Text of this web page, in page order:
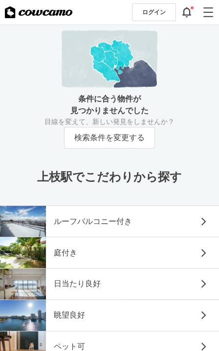
ログイン
条件に合う物件が
見つかりませんでした
目線を変えて、新しい発見をしませんか？
検索条件を変更する
上枝駅でこだわりから探す
ルーフバルコニー付き
庭付き
日当たり良好
眺望良好
ペット可